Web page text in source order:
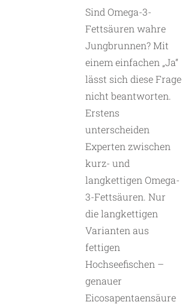
Sind Omega-3-
Fettsäuren wahre
Jungbrunnen? Mit
einem einfachen „Ja“
lässt sich diese Frage
nicht beantworten.
Erstens
unterscheiden
Experten zwischen
kurz- und
langkettigen Omega-
3-Fettsäuren. Nur
die ­langkettigen
Varianten aus
fettigen
Hochseefischen –
genauer
Eicosapentaensäure